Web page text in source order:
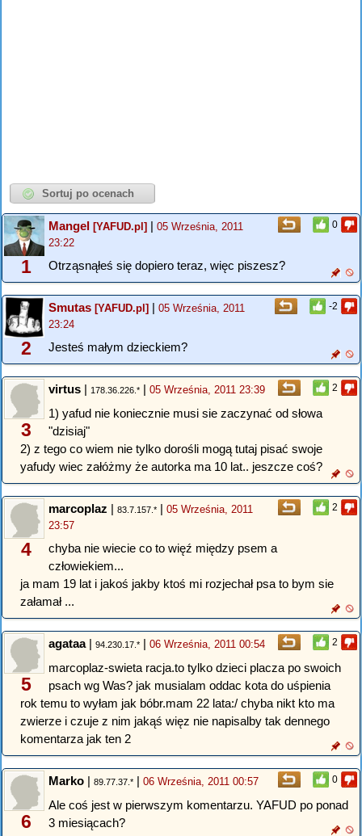
0
1
Mangel [YAFUD.pl] | 05 Września, 2011
23:22
Otrząsnąłeś się dopiero teraz, więc piszesz?
-2
2
Smutas [YAFUD.pl] | 05 Września, 2011
23:24
Jesteś małym dzieckiem?
2
3
virtus | 178.36.226.* | 05 Września, 2011 23:39
1) yafud nie koniecznie musi sie zaczynać od słowa
"dzisiaj"
2) z tego co wiem nie tylko dorośli mogą tutaj pisać swoje
yafudy wiec załóżmy że autorka ma 10 lat.. jeszcze coś?
2
4
marcoplaz | 83.7.157.* | 05 Września, 2011
23:57
chyba nie wiecie co to więź między psem a
człowiekiem...
ja mam 19 lat i jakoś jakby ktoś mi rozjechał psa to bym sie
załamał ...
2
5
agataa| 94.230.17.* | 06 Września, 2011 00:54
marcoplaz-swieta racja.to tylko dzieci placza po swoich
psach wg Was? jak musialam oddac kota do uśpienia
rok temu to wyłam jak bóbr.mam 22 lata:/ chyba nikt kto ma
zwierze i czuje z nim jakąś więz nie napisalby tak dennego
komentarza jak ten 2
0
6
Marko | 89.77.37.* | 06 Września, 2011 00:57
Ale coś jest w pierwszym komentarzu. YAFUD po ponad
3 miesiącach?